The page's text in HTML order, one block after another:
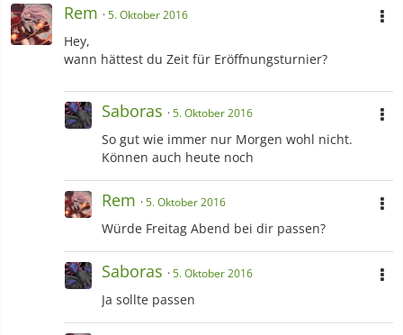
Rem 5. Oktober 2016
Hey,
wann hättest du Zeit für Eröffnungsturnier?
Saboras 5. Oktober 2016
So gut wie immer nur Morgen wohl nicht.
Können auch heute noch
Rem 5. Oktober 2016
Würde Freitag Abend bei dir passen?
Saboras 5. Oktober 2016
Ja sollte passen